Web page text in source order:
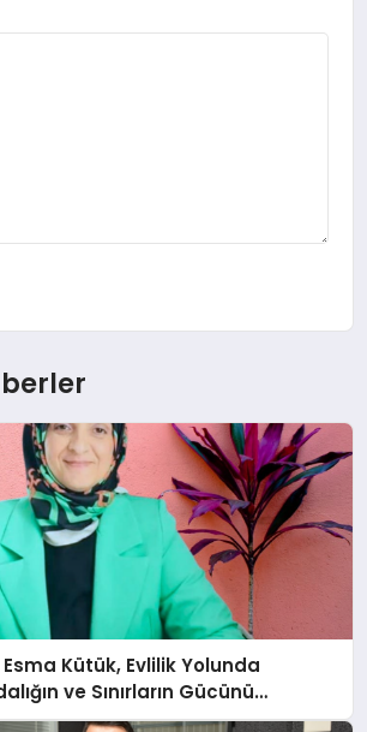
Esma Kütük, Evlilik Yolunda
ve Sınırların Gücünü